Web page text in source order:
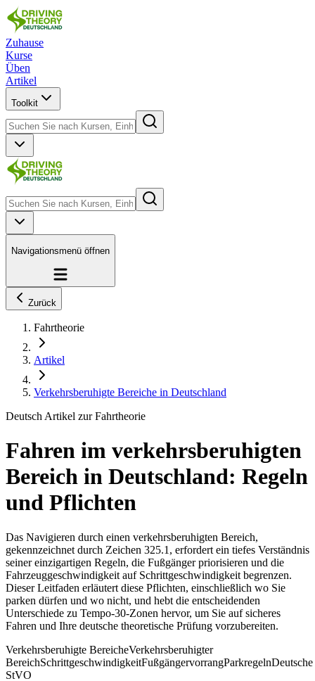
Zuhause
Kurse
Üben
Artikel
Toolkit
Navigationsmenü öffnen
Zurück
Fahrtheorie
Artikel
Verkehrsberuhigte Bereiche in Deutschland
Deutsch Artikel zur Fahrtheorie
Fahren im verkehrsberuhigten
Bereich in Deutschland: Regeln
und Pflichten
Das Navigieren durch einen verkehrsberuhigten Bereich,
gekennzeichnet durch Zeichen 325.1, erfordert ein tiefes Verständnis
seiner einzigartigen Regeln, die Fußgänger priorisieren und die
Fahrzeuggeschwindigkeit auf Schrittgeschwindigkeit begrenzen.
Dieser Leitfaden erläutert diese Pflichten, einschließlich wo Sie
parken dürfen und wo nicht, und hebt die entscheidenden
Unterschiede zu Tempo-30-Zonen hervor, um Sie auf sicheres
Fahren und Ihre deutsche theoretische Prüfung vorzubereiten.
Verkehrsberuhigte BereicheVerkehrsberuhigter
BereichSchrittgeschwindigkeitFußgängervorrangParkregelnDeutsche
StVO